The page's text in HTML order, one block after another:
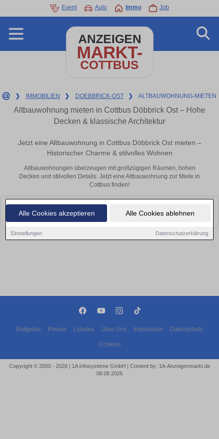
Alle Cookies akzeptieren Alle Cookies ablehnen
Einstellungen Datenschutzerklärung
Event Auto Immo Job
ANZEIGEN
MARKT-
COTTBUS
❯ IMMOBILIEN ❯ DOEBBRICK-OST ❯ ALTBAUWOHNUNG-MIETEN
Altbauwohnung mieten in Cottbus Döbbrick Ost – Hohe
Decken & klassische Architektur
Jetzt eine Altbauwohnung in Cottbus Döbbrick Ost mieten –
Historischer Charme & stilvolles Wohnen
Altbauwohnungen überzeugen mit großzügigen Räumen, hohen
Decken und stilvollen Details. Jetzt eine Altbauwohnung zur Miete in
Cottbus finden!
Leider konnten wir derzeit keine passenden Objekte finden. Schauen Sie
bald wieder vorbei!
Ratgeber Presse Lokales Über Uns Impressum Datenschutz
Cookies
Copyright © 2000 - 2026 | 1A Infosysteme GmbH | Content by: 1A-Anzeigenmarkt.de
08.08.2026